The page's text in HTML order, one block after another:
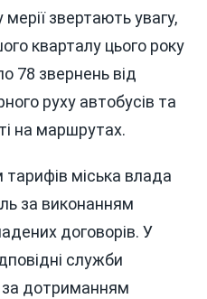
звертають увагу,
кварталу цього року
78 звернень від
руху автобусів та
на маршрутах.
тарифів міська влада
за виконанням
договорів. У
служби
дотриманням